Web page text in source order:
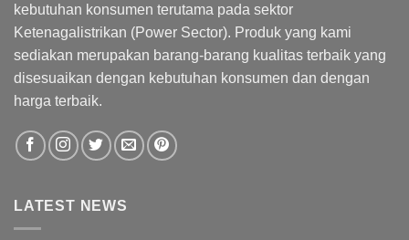
kebutuhan konsumen terutama pada sektor
Ketenagalistrikan (Power Sector). Produk yang kami
sediakan merupakan barang-barang kualitas terbaik yang
disesuaikan dengan kebutuhan konsumen dan dengan
harga terbaik.
LATEST NEWS